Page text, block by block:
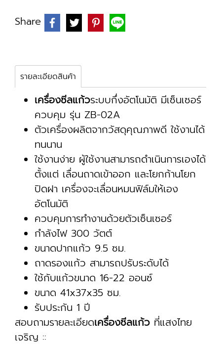
Share
รายละเอียดสินค้า
เครื่องซีลแก้วระบบกึ่งอัตโนมัติ มีเซ็นเซอร์
ควบคุม รุ่น ZB-02A
ตัวเครื่องผลิตจากวัสดุคุณภาพดี ใช้งานได้
ทนนาน
ใช้งานง่าย ผู้ใช้งานสามารถดำเนินการเองได้
ตั้งแต่ เลื่อนถาดเข้าออก และโยกก้านโยก
ปิดฝา เครื่องจะเลื่อนหมนฟิล์มให้เอง
อัตโนมัติ
ควบคุมการทำงานด้วยตัวเซ็นเซอร์
กำลังไฟ 300 วัตต์
ขนาดปากแก้ว 9.5 ซม.
ถาดรองแก้ว สามารถปรับระดับได้
ใช้กับแก้วขนาด 16-22 ออนซ์
ขนาด 41x37x35 ซม.
รับประกัน 1 ปี
สอบถามรายละเอียดเครื่องซีลแก้ว ที่แสงไทย
เจริญ ::